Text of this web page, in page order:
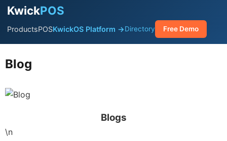
KwickPOS
ProductsPOSKwickOS Platform →Directory Free Demo
Blog
Blogs
\n